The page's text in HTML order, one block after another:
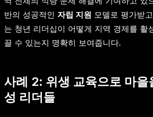
반의 성공적인 자립 지원 모델로 평가받
는 청년 리더십이 어떻게 지역 경제를 활
끌 수 있는지 명확히 보여줍니다.
사례 2: 위생 교육으로 마을
성 리더들